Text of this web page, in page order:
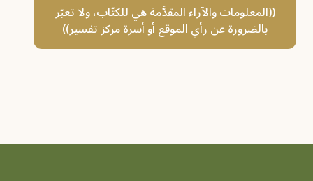
((المعلومات والآراء المقدَّمة هي للكتّاب، ولا تعبّر
بالضرورة عن رأي الموقع أو أسرة مركز تفسير))